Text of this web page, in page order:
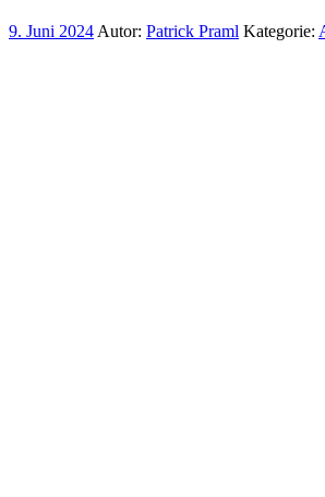
9. Juni 2024 Autor: Patrick Praml Kategorie: